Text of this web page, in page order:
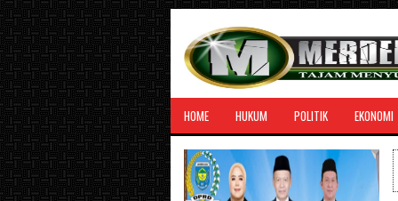
HOME HUKUM POLITIK EKONOMI